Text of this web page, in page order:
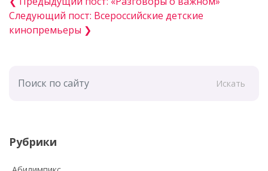
Следующий пост: Всероссийские детские
кинопремьеры ❯
Искать
Рубрики